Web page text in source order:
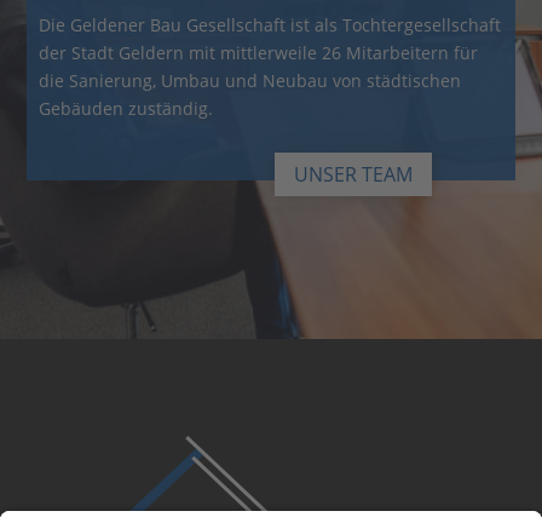
Die Geldener Bau Gesellschaft ist als Tochtergesellschaft
der Stadt Geldern mit mittlerweile 26 Mitarbeitern für
die Sanierung, Umbau und Neubau von städtischen
Gebäuden zuständig.
UNSER TEAM